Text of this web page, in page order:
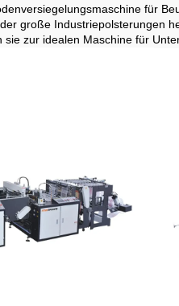
für
große Industriepolsterungen
zur idealen Maschine für